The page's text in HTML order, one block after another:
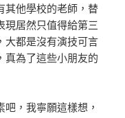
其他學校的老師，替
現居然只值得給第三
大都是沒有演技可言
真為了這些小朋友的
，我寧願這樣想，